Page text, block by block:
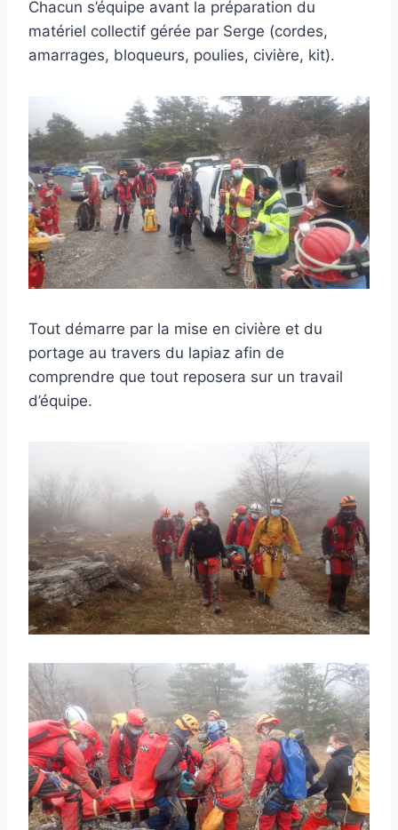
Chacun s’équipe avant la préparation du
matériel collectif gérée par Serge (cordes,
amarrages, bloqueurs, poulies, civière, kit).
Tout démarre par la mise en civière et du
portage au travers du lapiaz afin de
comprendre que tout reposera sur un travail
d’équipe.